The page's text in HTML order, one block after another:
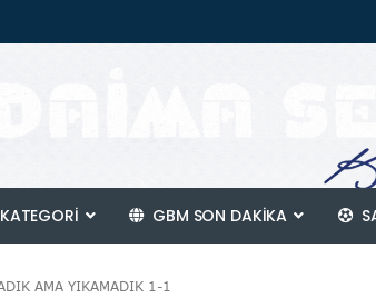
GBM SON DAKİKA
AMA YIKAMADIK 1-1